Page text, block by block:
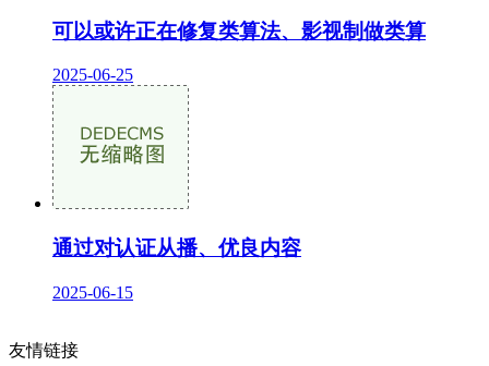
可以或许正在修复类算法、影视制做类算
2025-06-25
通过对认证从播、优良内容
2025-06-15
友情链接